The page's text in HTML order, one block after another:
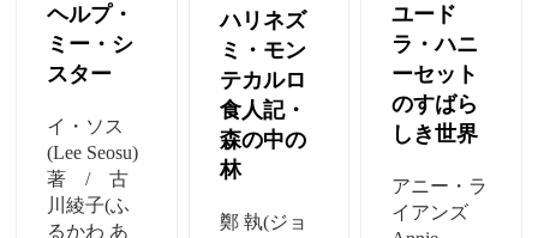
ヘルプ・
ミー・シ
スター
イ・ソス
(Lee Seosu)
著 / 古
川綾子(ふ
るかわ あ
ハリネズ
ミ・モン
テカルロ
食人記・
森の中の
林
鄭 執(ジョ
ユード
ラ・ハニ
ーセット
のすばら
しき世界
アニー・ラ
イアンズ